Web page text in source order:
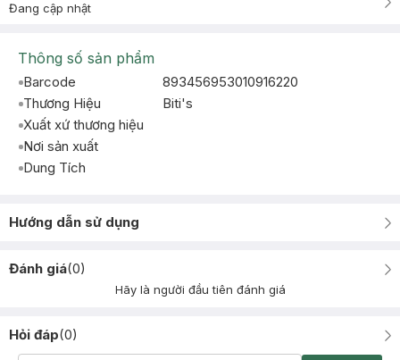
Đang cập nhật
Thông số sản phẩm
Barcode
893456953010916220
Thương Hiệu
Biti's
Xuất xứ thương hiệu
Nơi sản xuất
Dung Tích
Hướng dẫn sử dụng
Đánh giá(0)
Hãy là người đầu tiên đánh giá
Hỏi đáp(0)